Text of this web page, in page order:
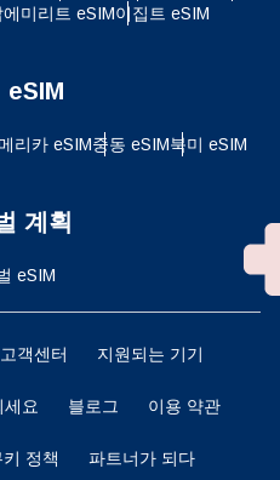
에미리트 eSIM이집트 eSIM
eSIM
리카 eSIM중동 eSIM북미 eSIM
계획
eSIM
고객센터 지원되는 기기
요 블로그 이용 약관
키 정책 파트너가 되다